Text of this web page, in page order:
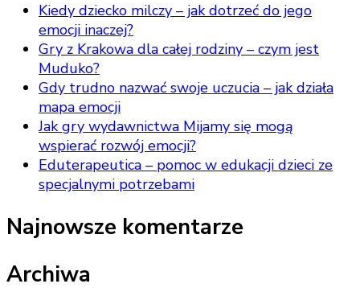
Kiedy dziecko milczy – jak dotrzeć do jego
emocji inaczej?
Gry z Krakowa dla całej rodziny – czym jest
Muduko?
Gdy trudno nazwać swoje uczucia – jak działa
mapa emocji
Jak gry wydawnictwa Mijamy się mogą
wspierać rozwój emocji?
Eduterapeutica – pomoc w edukacji dzieci ze
specjalnymi potrzebami
Najnowsze komentarze
Archiwa